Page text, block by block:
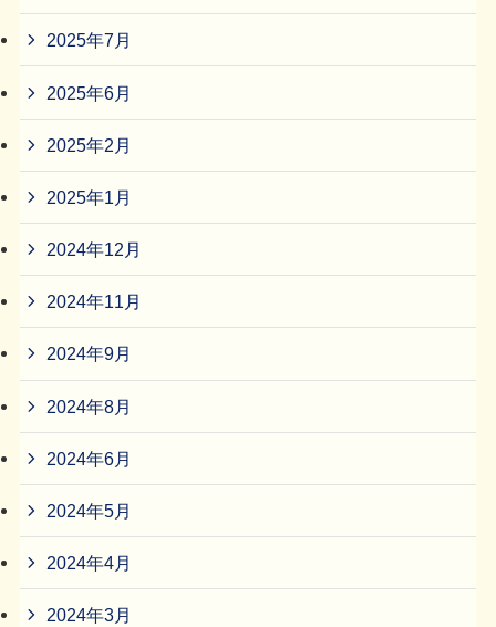
2025年7月
2025年6月
2025年2月
2025年1月
2024年12月
2024年11月
2024年9月
2024年8月
2024年6月
2024年5月
2024年4月
2024年3月